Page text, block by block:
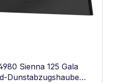
Sienna 125 Gala
Dunstabzugshaube